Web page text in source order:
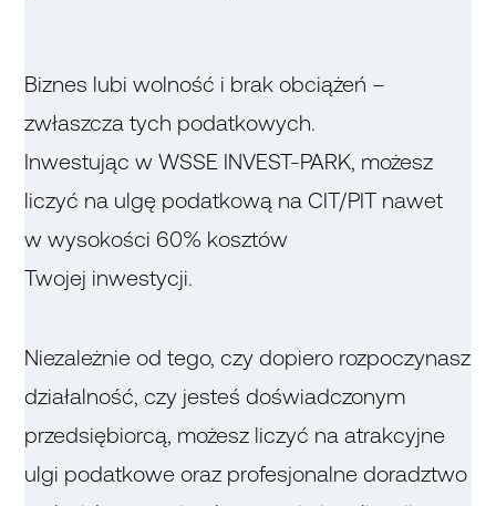
Biznes lubi wolność i brak obciążeń –
zwłaszcza tych podatkowych.
Inwestując w WSSE INVEST-PARK, możesz
liczyć na ulgę podatkową na CIT/PIT nawet
w wysokości 60% kosztów
Twojej inwestycji.
Niezależnie od tego, czy dopiero rozpoczynasz
działalność, czy jesteś doświadczonym
przedsiębiorcą, możesz liczyć na atrakcyjne
ulgi podatkowe oraz profesjonalne doradztwo